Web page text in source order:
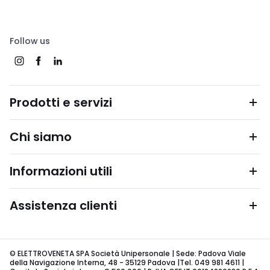
Follow us
Prodotti e servizi
Chi siamo
Informazioni utili
Assistenza clienti
© ELETTROVENETA SPA Società Unipersonale | Sede: Padova Viale
della Navigazione Interna, 48 - 35129 Padova |Tel. 049 981 4611 |